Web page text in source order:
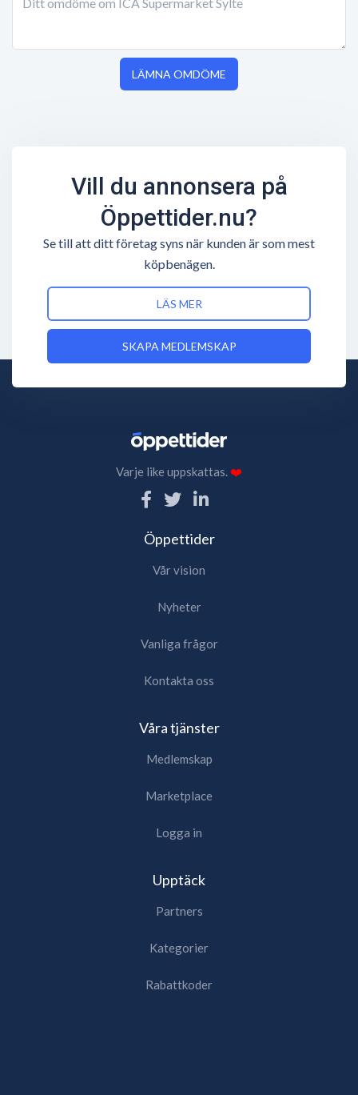
LÄMNA OMDÖME
Vill du annonsera på
Öppettider.nu?
Se till att ditt företag syns när kunden är som mest
köpbenägen.
LÄS MER
SKAPA MEDLEMSKAP
Varje like uppskattas.❤️
Öppettider
Vår vision
Nyheter
Vanliga frågor
Kontakta oss
Våra tjänster
Medlemskap
Marketplace
Logga in
Upptäck
Partners
Kategorier
Rabattkoder